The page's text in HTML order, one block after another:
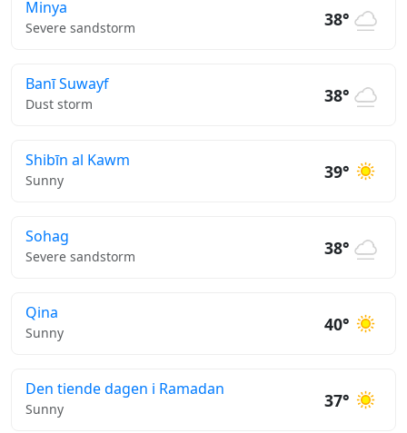
Minya
Severe sandstorm 38°
Banī Suwayf
Dust storm 38°
Shibīn al Kawm
Sunny 39°
Sohag
Severe sandstorm 38°
Qina
Sunny 40°
Den tiende dagen i Ramadan
Sunny 37°